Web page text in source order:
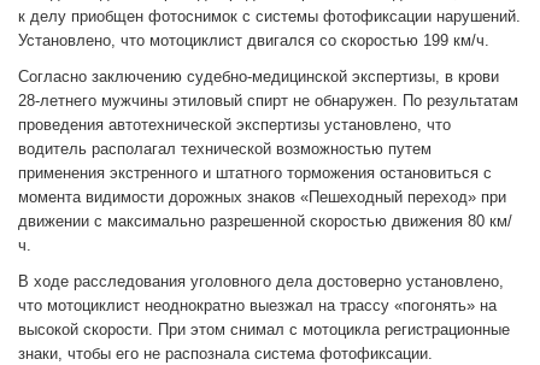
к делу приобщен фотоснимок с системы фотофиксации нарушений.
Установлено, что мотоциклист двигался со скоростью 199 км/ч.
Согласно заключению судебно-медицинской экспертизы, в крови
28-летнего мужчины этиловый спирт не обнаружен. По результатам
проведения автотехнической экспертизы установлено, что
водитель располагал технической возможностью путем
применения экстренного и штатного торможения остановиться с
момента видимости дорожных знаков «Пешеходный переход» при
движении с максимально разрешенной скоростью движения 80 км/
ч.
В ходе расследования уголовного дела достоверно установлено,
что мотоциклист неоднократно выезжал на трассу «погонять» на
высокой скорости. При этом снимал с мотоцикла регистрационные
знаки, чтобы его не распознала система фотофиксации.